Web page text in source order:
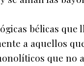
bélicas que
a aquellos
que no